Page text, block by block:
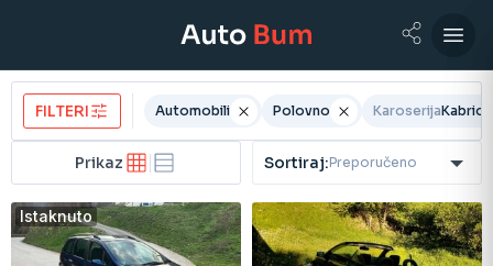
FILTERI Automobili Polovno Karoserija
Prikaz Sortiraj:Preporučeno
Istaknuto